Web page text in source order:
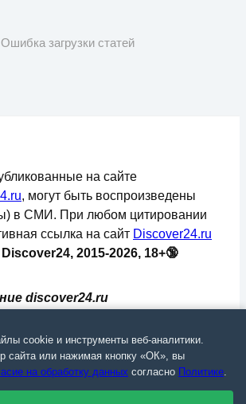
Ошибка загрузки статей
discover24.ru
связи, информационных
коммуникаций
Регистрационный номер: ЭЛ №
на сайте
, могут быть воспроизведены
в СМИ. При любом цитировании
ссылка на сайт Discover24.ru
2015-2026, 18+🔞
cookie и инструменты веб-аналитики.
сайта или нажимая кнопку «ОК», вы
на обработку данных согласно Политике.